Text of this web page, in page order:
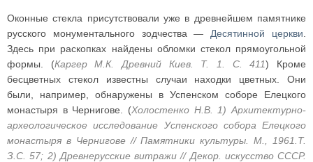
Оконные стекла присутствовали уже в древнейшем памятнике
русского монументального зодчества — Десятинной церкви
Здесь при раскопках найдены обломки стекол прямоугольной
формы. (Каргер М.К. Древний Киев. Т. 1. С. 411) Кроме
бесцветных стекол известны случаи находки цветных. Они
были, например, обнаружены в Успенском соборе Елецкого
монастыря в Чернигове. (Холостенко Н.В. 1) Архитектурно-
археологическое исследование Успенского собора Елецкого
монастыря в Чернигове // Памятники культуры. М., 1961.Т.
З.С. 57; 2) Древнерусские витражи // Декор. искусство СССР.